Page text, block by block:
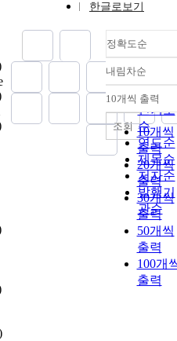
한글로보기
정확도순
정확도
순
인기도
순
연도순
제목순
저자순
발행기
관순
내림차순
내림
10개씩 출력
10개씩
출력
20개씩
출력
30개씩
출력
50개씩
출력
100개
출력
조회